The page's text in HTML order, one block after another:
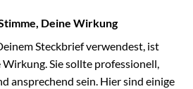
Deine Wirkung
Steckbrief verwendest, ist
Sie sollte professionell,
ansprechend sein. Hier sind einige